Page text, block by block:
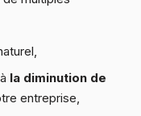
la diminution de
entreprise,